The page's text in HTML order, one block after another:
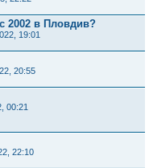
2002 в Пловдив?
19:01
20:55
00:21
22:10